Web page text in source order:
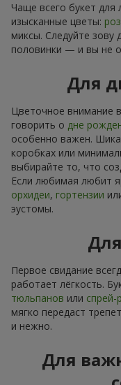
Чаще всего букет
изысканные цветы:
миксы. Следуйте зову
половинки — и вы не
Для
Цветочное внимание
говорить о дне
особенно важен.
коробках или
выбирайте то, что
Если любимая любит
орхидеи, гортензии
эустомы.
Первое свидание
работает лёгкость.
тюльпанов или спрей-
мягко передаст
и нежно.
Для